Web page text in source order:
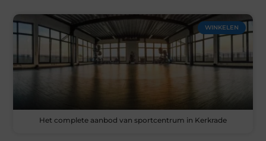
WINKELEN
Het complete aanbod van sportcentrum in Kerkrade